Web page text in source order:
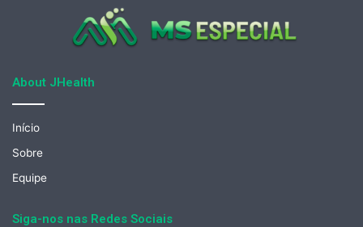
About JHealth
Início
Sobre
Equipe
Siga-nos nas Redes Sociais